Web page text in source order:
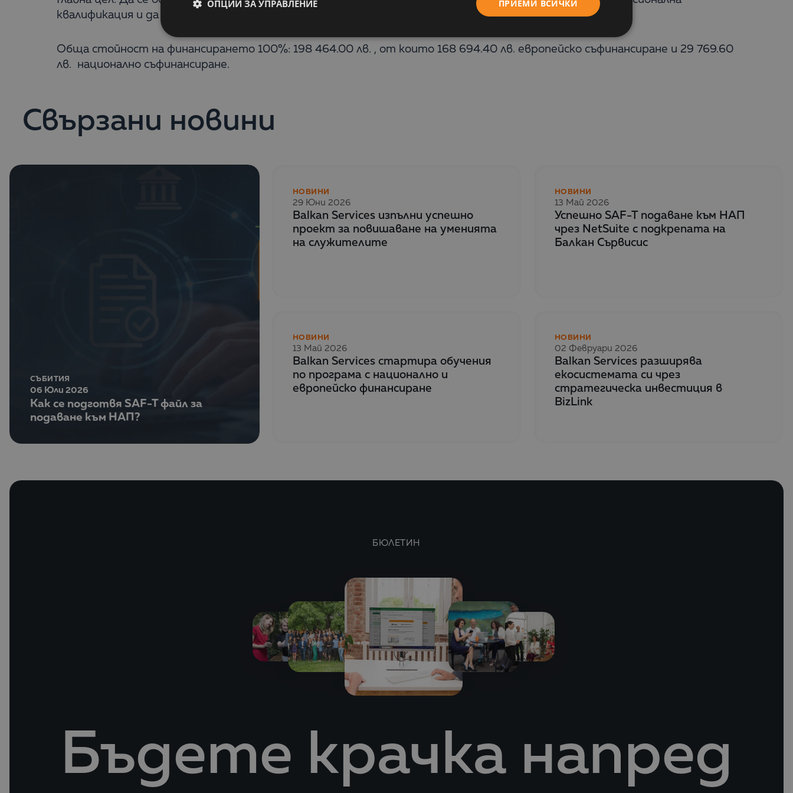
квалификация и да получат професионален опит.
Обща стойност на финансирането 100%: 198 464.00 лв. , от които 168 694.40 лв. европейско съфинансиране и 29 769.60
лв. национално съфинансиране.
Свързани новини
СЪБИТИЯ
06 Юли 2026
Как се подготвя SAF-T файл за
подаване към НАП?
НОВИНИ
29 Юни 2026
Balkan Services изпълни успешно
проект за повишаване на уменията
на служителите
НОВИНИ
13 Май 2026
Успешно SAF-T подаване към НАП
чрез NetSuite с подкрепата на
Балкан Сървисис
НОВИНИ
13 Май 2026
Balkan Services стартира обучения
по програма с национално и
европейско финансиране
НОВИНИ
02 Февруари 2026
Balkan Services разширява
екосистемата си чрез
стратегическа инвестиция в
BizLink
БЮЛЕТИН
Бъдете крачка напред
ПРИЕМИ ВСИЧКИ
ОПЦИИ ЗА УПРАВЛЕНИЕ